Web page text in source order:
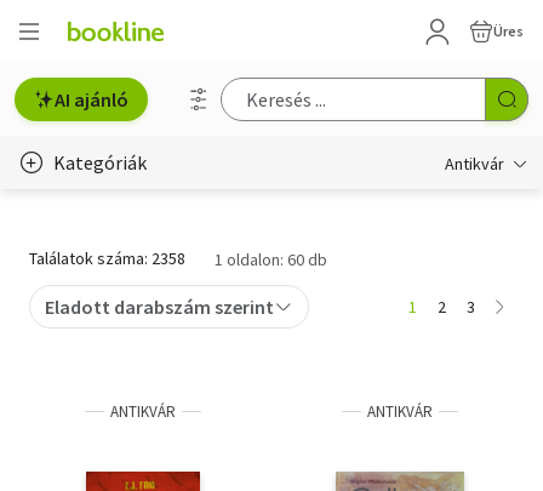
Üres
AI ajánló
Kategóriák Antikvár
Életmód, egészség
Hobbi, szabadidő
Találatok száma: 2358 1 oldalon: 60 db
Eladott darabszám szerint 1 2 3
ANTIKVÁR ANTIKVÁR